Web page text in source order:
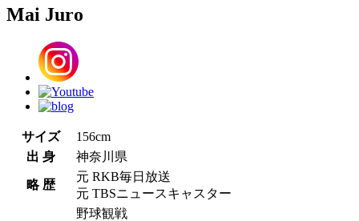
Mai Juro
サイズ
156cm
出 身
神奈川県
略 歴
元 RKB毎日放送
元 TBSニュースキャスター
野球観戦